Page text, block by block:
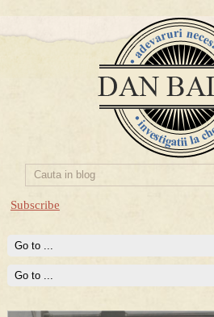
Subscribe
Prima mea carte publicata (Nemira)
Averea Presedintelui: prima lucrare
conturi secrete ale Securitatii.